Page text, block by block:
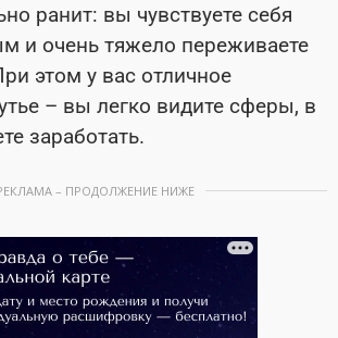
ранит: вы чувствуете себя
и очень тяжело переживаете
этом у вас отличное
– вы легко видите сферы, в
заработать.
– ПРОДОЛЖЕНИЕ НИЖЕ